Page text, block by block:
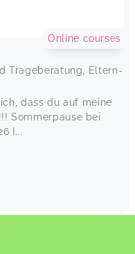
Trageberatung, Eltern-
dass du auf meine
Sommerpause bei
I...
Online courses